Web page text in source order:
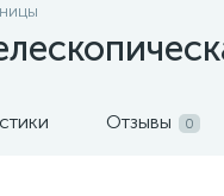
Отзывы 0